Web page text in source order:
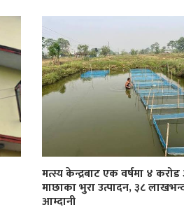
मत्स्य केन्द्रबाट एक वर्षमा ४
माछाका भुरा उत्पादन, ३८
आम्दानी